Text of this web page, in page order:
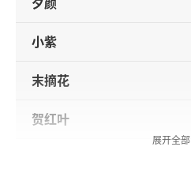
夕颜
小紫
末摘花
贺红叶
展开全部